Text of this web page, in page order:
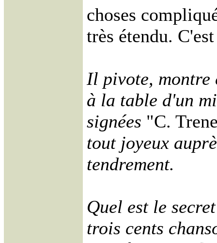
choses
très étendu.
Il pivote, montre
à la table d'un
signées "C.
tout joyeux
tendrement.
Quel est le
trois cents